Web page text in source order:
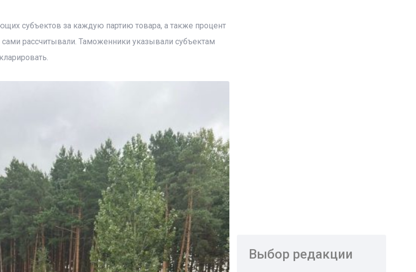
субъектов за каждую партию товара, а также процент
рассчитывали. Таможенники указывали субъектам
Выбор редакции